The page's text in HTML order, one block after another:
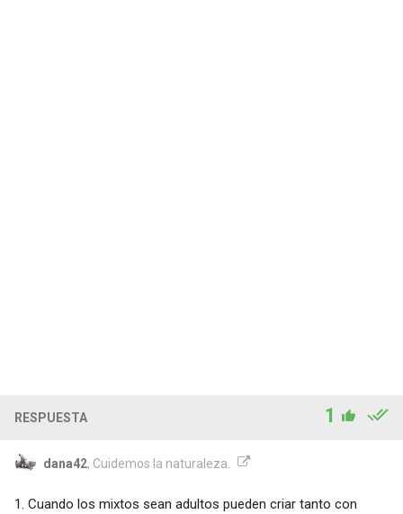
RESPUESTA 1
dana42, Cuidemos la naturaleza.
1. Cuando los mixtos sean adultos pueden criar tanto con